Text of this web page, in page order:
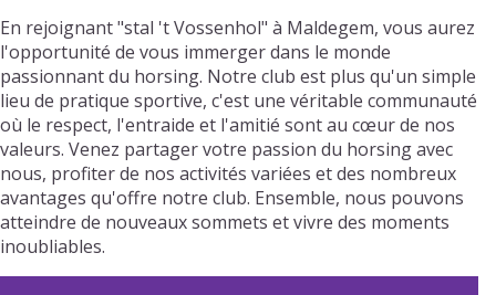
En rejoignant "stal 't Vossenhol" à Maldegem, vous aurez
l'opportunité de vous immerger dans le monde
passionnant du horsing. Notre club est plus qu'un simple
lieu de pratique sportive, c'est une véritable communauté
où le respect, l'entraide et l'amitié sont au cœur de nos
valeurs. Venez partager votre passion du horsing avec
nous, profiter de nos activités variées et des nombreux
avantages qu'offre notre club. Ensemble, nous pouvons
atteindre de nouveaux sommets et vivre des moments
inoubliables.